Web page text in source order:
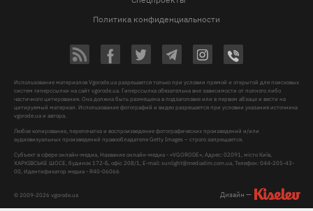
Политика конфиденциальности
© 2009-2026 vgorode.ua
Использование материалов Vgorode.ua разрешается только при условии прямой и открытой для поисковых
систем гиперссылки на сайт vgorode.ua. Гиперссылка обязательна вне зависимости от полного либо
частичного цитирования. Она должна быть размещена в подзаголовке или в первом абзаце и вести на
цитируемый материал. Использование фотографий и видео разрешается при условии указания источника
vgorode.ua и автора.
Любое копирование, перепечатка и воспроизведение фотографических произведений и/или
аудиовизуальных произведений правообладателя Getty Images – строго запрещается.
Субъект в сфере онлайн-медиа, Название онлайн-медиа - «VGORODE», Адрес: 02091, місто Київ,
ХАРКІВСЬКЕ ШОСЕ, будинок 172-Б, офіс 208/1, E-mail:sunlight@mediadim.com.ua, Телефон: 044-205-43-
00, Идентификатор медиа - R40-06066
Дизайн —